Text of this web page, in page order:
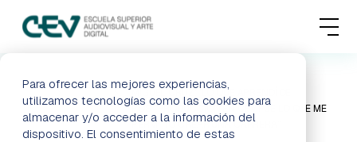
Para ofrecer las mejores experiencias,
utilizamos tecnologías como las cookies para
almacenar y/o acceder a la información del
dispositivo. El consentimiento de estas
MENU
FORMACIONES
ADMISIONES
MIGUEL CRUZ: “LO QUE APRENDÍ DE
POSTPRODUCCIÓN EN CEV FUE LO QUE ME
PERMITIÓ CREAR UNA CARRERA”